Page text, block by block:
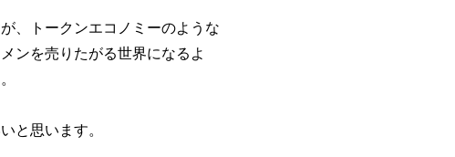
、トークンエコノミーのような
ンを売りたがる世界になるよ
と思います。